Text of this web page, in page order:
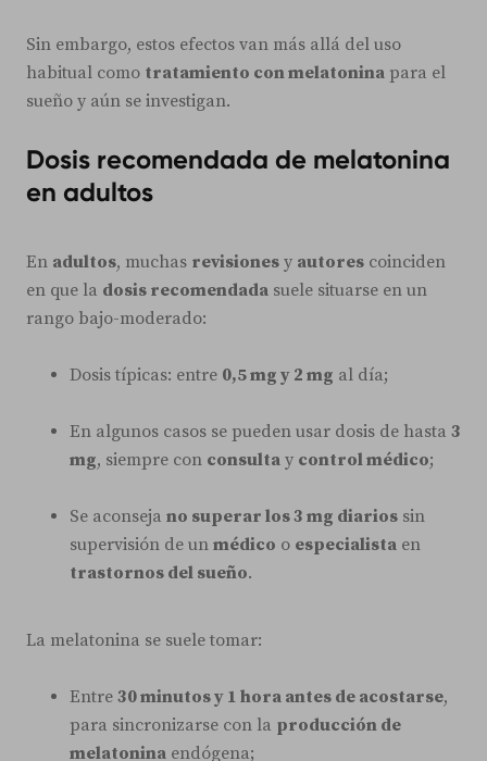
Sin embargo, estos efectos van más allá del uso
habitual como tratamiento con melatonina para el
sueño y aún se investigan.
Dosis recomendada de melatonina
en adultos
En adultos, muchas revisiones y autores coinciden
en que la dosis recomendada suele situarse en un
rango bajo-moderado:
Dosis típicas: entre 0,5 mg y 2 mg al día;
En algunos casos se pueden usar dosis de hasta 3
mg, siempre con consulta y control médico;
Se aconseja no superar los 3 mg diarios sin
supervisión de un médico o especialista en
trastornos del sueño.
La melatonina se suele tomar:
Entre 30 minutos y 1 hora antes de acostarse,
para sincronizarse con la producción de
melatonina endógena;